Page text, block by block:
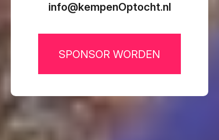
info@kempenOptocht.nl
SPONSOR WORDEN